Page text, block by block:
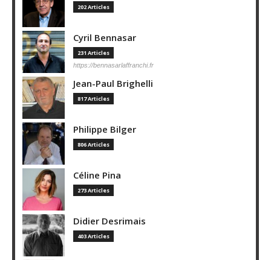
202 Articles
Cyril Bennasar
231 Articles
https://bennasarlaffranchi.fr
Jean-Paul Brighelli
817 Articles
Philippe Bilger
806 Articles
Céline Pina
273 Articles
Didier Desrimais
403 Articles